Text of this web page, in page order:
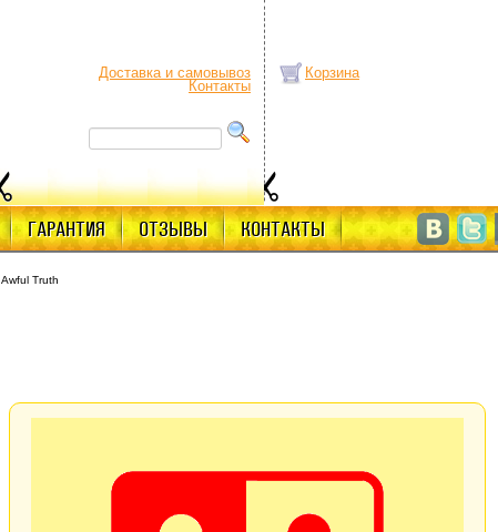
Доставка и самовывоз
Контакты
Корзина
ГАРАНТИЯ ОТЗЫВЫ КОНТАКТЫ
Awful Truth